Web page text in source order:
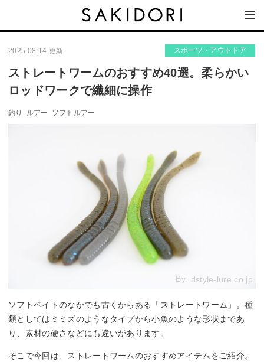
2025.08.14 更新 スポーツ・アウトドア
ストレートワームのおすすめ40選。柔らかい
ロッドワークで繊細に操作
釣り ルアー ソフトルアー
By: dstyle-lure.co.jp
ソフトベイトのなかでも古くからある「ストレートワーム」。種
類としてはミミズのようなタイプから小魚のような形状まであ
り、素材の硬さなどにも違いがあります。
そこで今回は、ストレートワームのおすすめアイテムをご紹介。